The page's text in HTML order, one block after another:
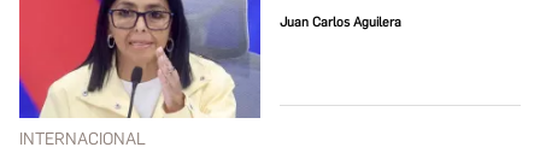
INTERNACIONAL
Juan Carlos Aguilera